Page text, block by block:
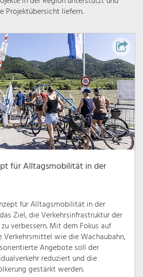
Projektübersicht liefern.
für Alltagsmobilität in der
für Alltagsmobilität in der
Ziel, die Verkehrsinfrastruktur der
verbessern. Mit dem Fokus auf
wie die Wachaubahn,
Angebote soll der
reduziert und die
gestärkt werden.